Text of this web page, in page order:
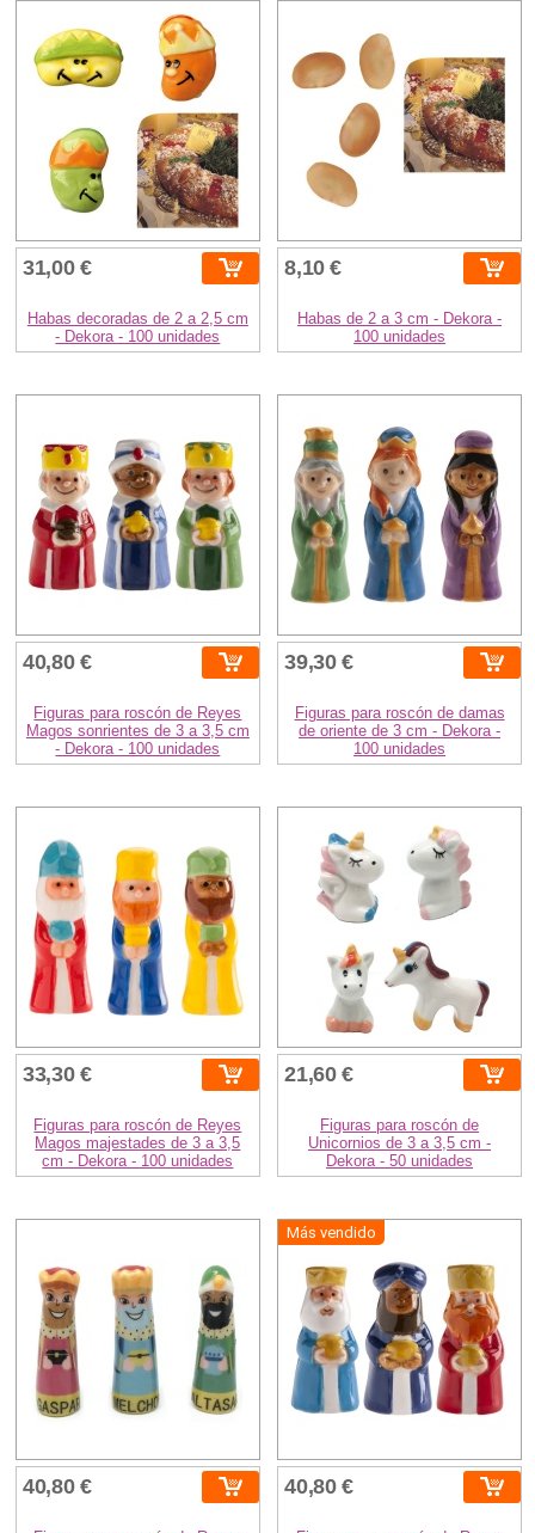
31,00 €
Habas decoradas de 2 a 2,5 cm
- Dekora - 100 unidades
8,10 €
Habas de 2 a 3 cm - Dekora -
100 unidades
40,80 €
Figuras para roscón de Reyes
Magos sonrientes de 3 a 3,5 cm
- Dekora - 100 unidades
39,30 €
Figuras para roscón de damas
de oriente de 3 cm - Dekora -
100 unidades
33,30 €
Figuras para roscón de Reyes
Magos majestades de 3 a 3,5
cm - Dekora - 100 unidades
21,60 €
Figuras para roscón de
Unicornios de 3 a 3,5 cm -
Dekora - 50 unidades
40,80 €
Más vendido
40,80 €